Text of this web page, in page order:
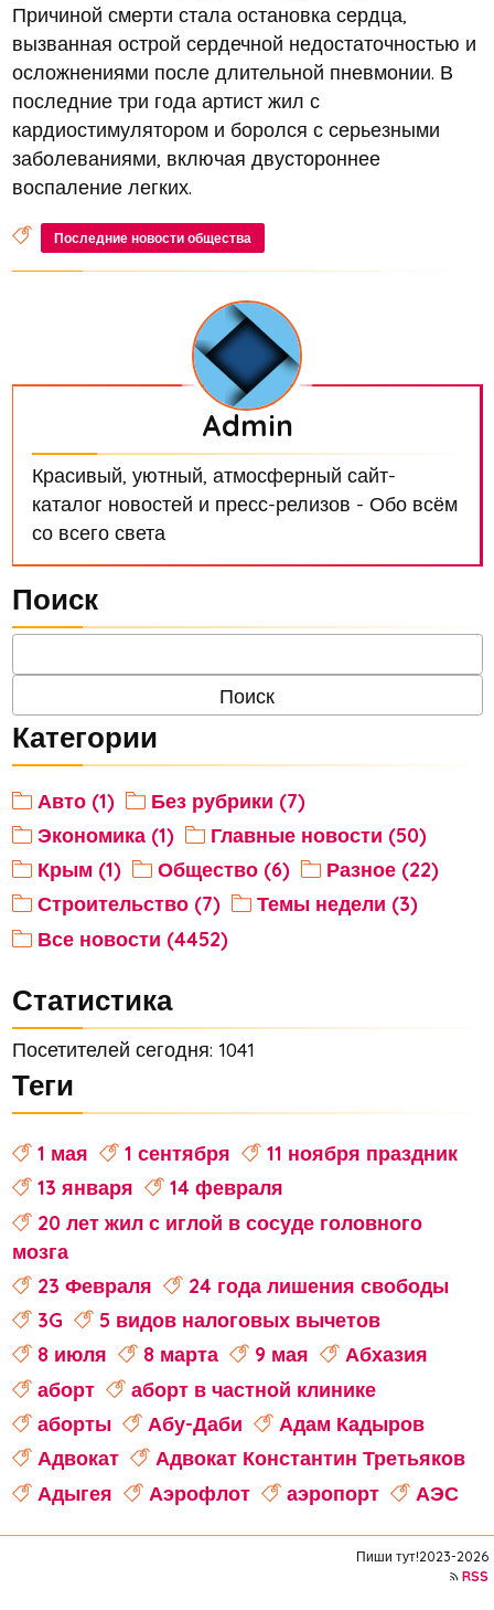
Причиной смерти стала остановка сердца,
вызванная острой сердечной недостаточностью и
осложнениями после длительной пневмонии. В
последние три года артист жил с
кардиостимулятором и боролся с серьезными
заболеваниями, включая двустороннее
воспаление легких.
Последние новости общества
Admin
Красивый, уютный, атмосферный сайт-
каталог новостей и пресс-релизов - Обо всём
со всего света
Поиск
Категории
Авто (1)
Без рубрики (7)
Экономика (1)
Главные новости (50)
Крым (1)
Общество (6)
Разное (22)
Строительство (7)
Темы недели (3)
Все новости (4452)
Статистика
Посетителей сегодня: 1041
Теги
1 мая 1 сентября
11 ноября праздник
13 января
14 февраля
20 лет жил с иглой в сосуде головного
мозга
23 Февраля
24 года лишения свободы
3G
5 видов налоговых вычетов
8 июля
8 марта 9 мая
Абхазия
аборт
аборт в частной клинике
аборты
Абу-Даби
Адам Кадыров
Адвокат
Адвокат Константин Третьяков
Адыгея
Аэрофлот аэропорт
АЭС
Пиши тут!2023-2026
RSS